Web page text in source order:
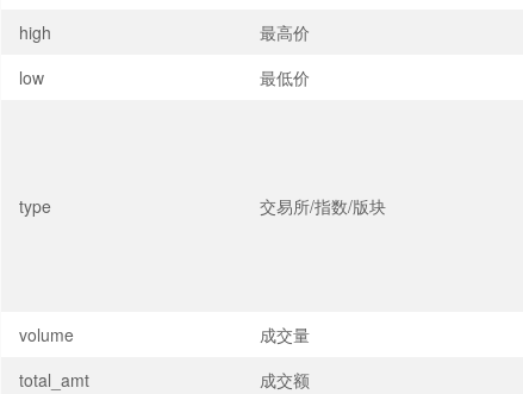
high
最高价
low
最低价
type 交易所/指数/版块
volume
成交量
total_amt
成交额